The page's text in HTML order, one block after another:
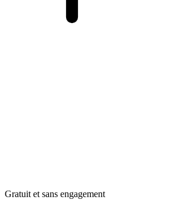
Gratuit et sans engagement